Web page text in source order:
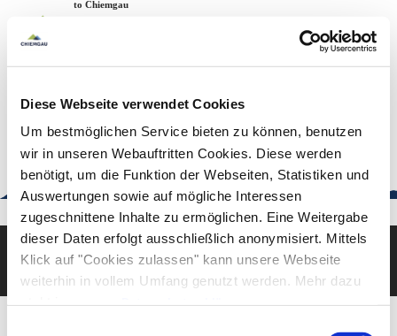
Diese Webseite verwendet Cookies
Um bestmöglichen Service bieten zu können, benutzen
wir in unseren Webauftritten Cookies. Diese werden
benötigt, um die Funktion der Webseiten, Statistiken und
Auswertungen sowie auf mögliche Interessen
zugeschnittene Inhalte zu ermöglichen. Eine Weitergabe
dieser Daten erfolgt ausschließlich anonymisiert. Mittels
Klick auf "Cookies zulassen" kann unsere Webseite
weiterhin in vollem Umfang genutzt werden. Mehr dazu
steht in unserer Datenschutzerklärung.
Back to the home page
Welcome to Chiemgau
urlaub@chiemgau.bayern
+49 (861) 988 231-20
Good to know
Deutsch English